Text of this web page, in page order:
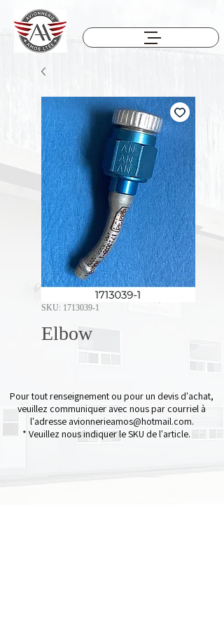
SKU: 1713039-1
Elbow
Pour tout renseignement ou pour un devis d'achat,
veuillez communiquer avec nous par courriel à
l'adresse avionnerieamos@hotmail.com.
* Veuillez nous indiquer le SKU de l'article.